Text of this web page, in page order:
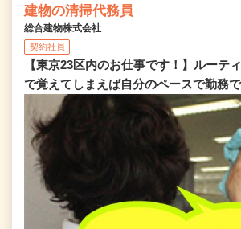
建物の清掃代務員
総合建物株式会社
契約社員
【東京23区内のお仕事です！】ルーテ
で覚えてしまえば自分のペースで勤務で